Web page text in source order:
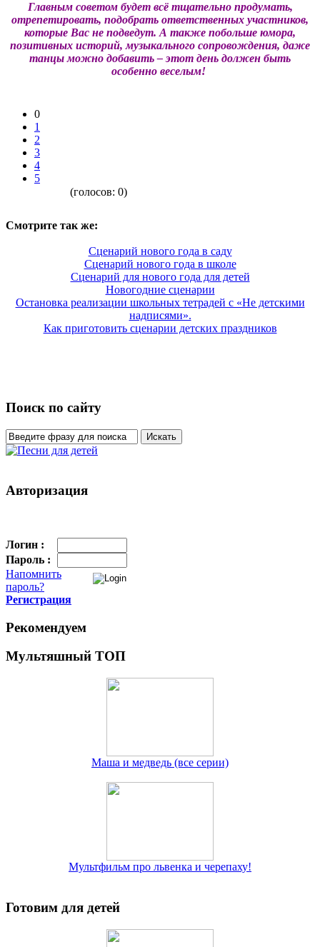
Главным советом будет всё тщательно продумать,
отрепетировать, подобрать ответственных участников,
которые Вас не подведут. А также побольше юмора,
позитивных историй, музыкального сопровождения, даже
танцы можно добавить – этот день должен быть
особенно веселым!
0
1
2
3
4
5
(голосов: 0)
Смотрите так же:
Сценарий нового года в саду
Сценарий нового года в школе
Сценарий для нового года для детей
Новогодние сценарии
Остановка реализации школьных тетрадей с «Не детскими
надписями».
Как приготовить сценарии детских праздников
Поиск по сайту
Авторизация
Логин :
Пароль :
Напомнить
пароль?
Регистрация
Рекомендуем
Мультяшный ТОП
Маша и медведь (все серии)
Мультфильм про львенка и черепаху!
Готовим для детей